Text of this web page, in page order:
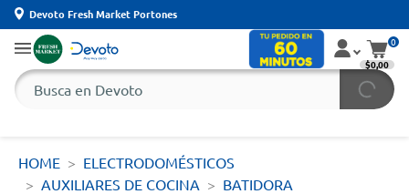
Devoto Fresh Market Portones
0
$0,00
HOME
ELECTRODOMÉSTICOS
AUXILIARES DE COCINA
BATIDORA